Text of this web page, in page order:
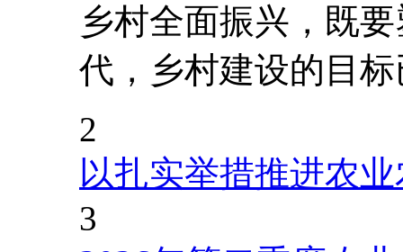
乡村全面振兴，既
代，乡村建设的目
2
以扎实举措推进农
3